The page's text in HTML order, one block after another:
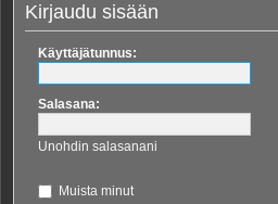
Kirjaudu sisään
Käyttäjätunnus:
Salasana:
Unohdin salasanani
Muista minut